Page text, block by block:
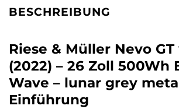
BESCHREIBUNG
Riese & Müller Nevo GT
(2022) – 26 Zoll 500Wh
Wave – lunar grey
Einführung